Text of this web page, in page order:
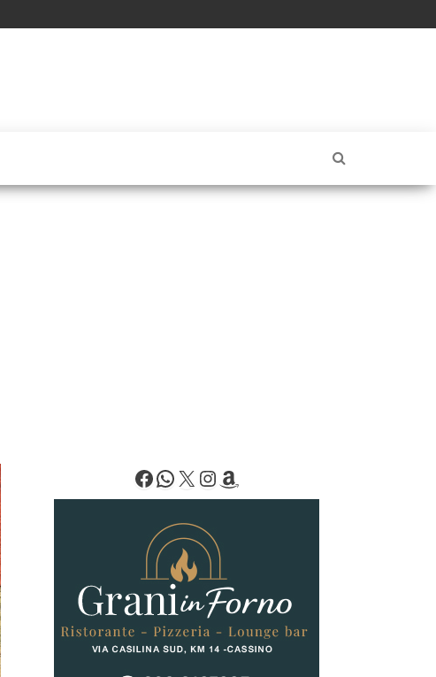
Facebook
WhatsApp
X Instagram
Amazon